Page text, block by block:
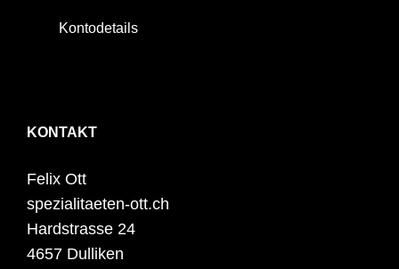
Kontodetails
KONTAKT
Felix Ott
spezialitaeten-ott.ch
Hardstrasse 24
4657 Dulliken